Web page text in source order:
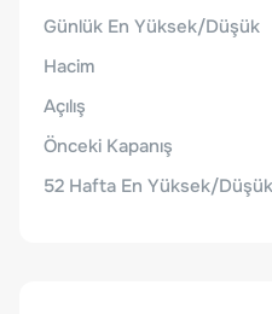
Günlük En Yüksek/Düşük
Hacim
Açılış
Önceki Kapanış
52 Hafta En Yüksek/Düşük